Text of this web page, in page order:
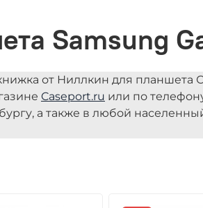
Samsung
от Ниллкин для планшета
Caseport.ru или по
а также в любой